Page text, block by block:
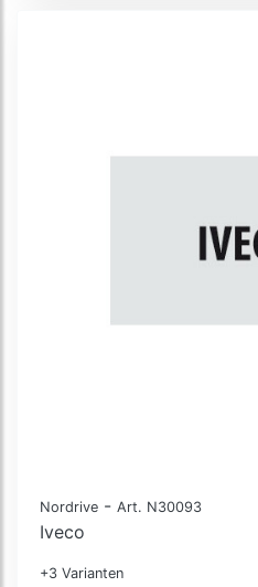
Nordrive - Art. N30093
Iveco
+3 Varianten